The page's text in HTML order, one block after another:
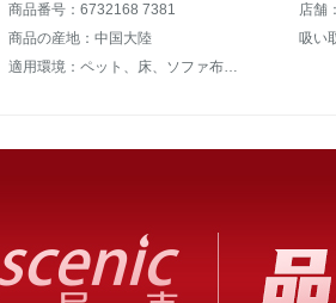
商品番号：6732168 7381
店舗
商品の産地：中国大陸
吸い
適用環境：ペット、床、ソファ布団、カーペット